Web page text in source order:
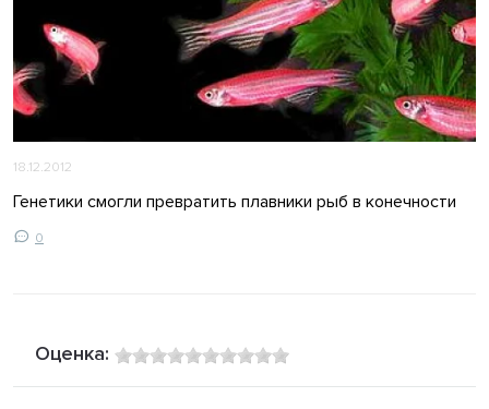
18.12.2012
Генетики смогли превратить плавники рыб в конечности
0
Оценка: